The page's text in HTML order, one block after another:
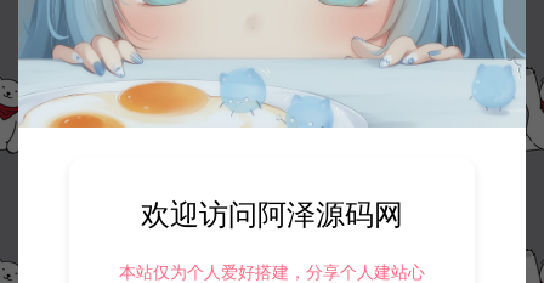
使用。
3.如果本站有侵犯、不妥之处的资源，请在网站右边客服联系我们。
将会第一时间解决！
4.本站提供的所有资源仅供参考学习使用，不存在任何商业目的与商
业用途，请大家不要用于商用！
新整理Linux手工服务端+Win一键服务端+逆向前端源码+解压即玩+简易安
卓客户端+详细搭建教程 https://www.lyzwlkj.vip/54905/syzy/xyxh5/
欢迎访问阿泽源码网
本站仅为个人爱好搭建，分享个人建站心